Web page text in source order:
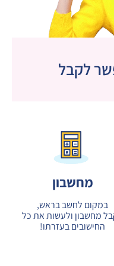
לקבל
מחשבון
במקום לחשב בראש,
מחשבון ולעשות את כל
החישובים בעזרתו!